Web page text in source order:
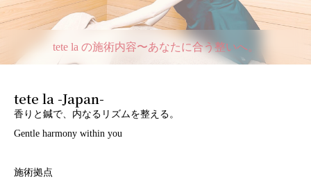
tete la の施術内容〜あなたに合う整いへ。
tete la -Japan-
香りと鍼で、内なるリズムを整える。
Gentle harmony within you
施術拠点